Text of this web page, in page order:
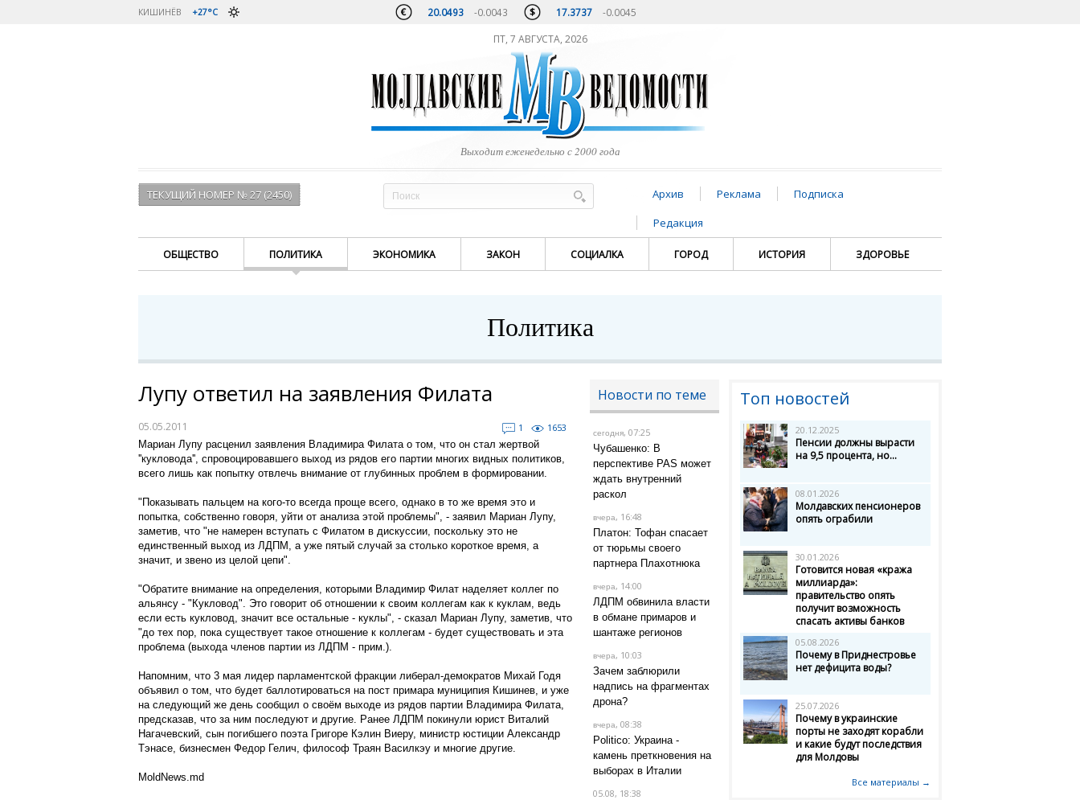
КИШИНЁВ +27°C 20.0493 -0.0043 17.3737 -0.0045
ПТ, 7 АВГУСТА, 2026
Выходит еженедельно с 2000 года
ТЕКУЩИЙ НОМЕР № 27 (2450) Архив Реклама
Подписка
Редакция
ОБЩЕСТВО ПОЛИТИКА ЭКОНОМИКА ЗАКОН СОЦИАЛКА ГОРОД ИСТОРИЯ ЗДОРОВЬЕ
Политика
Лупу ответил на заявления Филата
05.05.2011 1
1653
Мариан Лупу расценил заявления Владимира Филата о том, что он стал жертвой
''кукловода'', спровоцировавшего выход из рядов его партии многих видных политиков,
всего лишь как попытку отвлечь внимание от глубинных проблем в формировании.
"Показывать пальцем на кого-то всегда проще всего, однако в то же время это и
попытка, собственно говоря, уйти от анализа этой проблемы", - заявил Мариан Лупу,
заметив, что "не намерен вступать с Филатом в дискуссии, поскольку это не
единственный выход из ЛДПМ, а уже пятый случай за столько короткое время, а
значит, и звено из целой цепи".
"Обратите внимание на определения, которыми Владимир Филат наделяет коллег по
альянсу - "Кукловод". Это говорит об отношении к своим коллегам как к куклам, ведь
если есть кукловод, значит все остальные - куклы", - сказал Мариан Лупу, заметив, что
"до тех пор, пока существует такое отношение к коллегам - будет существовать и эта
проблема (выхода членов партии из ЛДПМ - прим.).
Напомним, что 3 мая лидер парламентской фракции либерал-демократов Михай Годя
объявил о том, что будет баллотироваться на пост примара муниципия Кишинев, и уже
на следующий же день сообщил о своём выходе из рядов партии Владимира Филата,
предсказав, что за ним последуют и другие. Ранее ЛДПМ покинули юрист Виталий
Нагачевский, сын погибшего поэта Григоре Кэлин Виеру, министр юстиции Александр
Тэнасе, бизнесмен Федор Гелич, философ Траян Василкэу и многие другие.
MoldNews.md
Новости по теме
сегодня, 07:25
Чубашенко: В
перспективе PAS может
ждать внутренний
раскол
вчера, 16:48
Платон: Тофан спасает
от тюрьмы своего
партнера Плахотнюка
вчера, 14:00
ЛДПМ обвинила власти
в обмане примаров и
шантаже регионов
вчера, 10:03
Зачем заблюрили
надпись на фрагментах
дрона?
вчера, 08:38
Politico: Украина -
камень преткновения на
выборах в Италии
05.08, 18:38
Топ новостей
20.12.2025
Пенсии должны вырасти
на 9,5 процента, но...
08.01.2026
Молдавских пенсионеров
опять ограбили
30.01.2026
Готовится новая «кража
миллиарда»:
правительство опять
получит возможность
спасать активы банков
05.08.2026
Почему в Приднестровье
нет дефицита воды?
25.07.2026
Почему в украинские
порты не заходят корабли
и какие будут последствия
для Молдовы
Все материалы →